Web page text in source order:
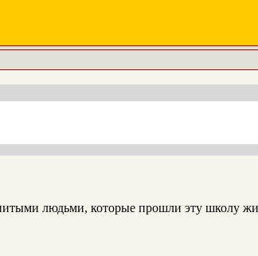
людьми, которые прошли эту школу